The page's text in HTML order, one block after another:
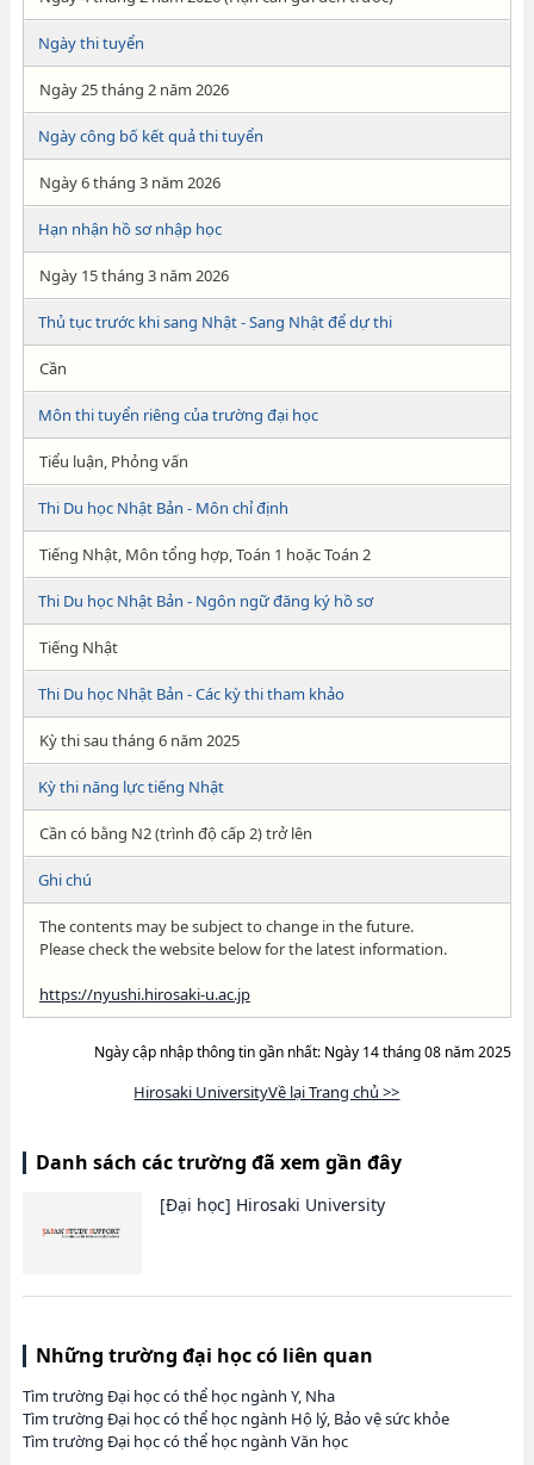
Ngày thi tuyển
Ngày 25 tháng 2 năm 2026
Ngày công bố kết quả thi tuyển
Ngày 6 tháng 3 năm 2026
Hạn nhận hồ sơ nhập học
Ngày 15 tháng 3 năm 2026
Thủ tục trước khi sang Nhật - Sang Nhật để dự thi
Cần
Môn thi tuyển riêng của trường đại học
Tiểu luận, Phỏng vấn
Thi Du học Nhật Bản - Môn chỉ định
Tiếng Nhật, Môn tổng hợp, Toán 1 hoặc Toán 2
Thi Du học Nhật Bản - Ngôn ngữ đăng ký hồ sơ
Tiếng Nhật
Thi Du học Nhật Bản - Các kỳ thi tham khảo
Kỳ thi sau tháng 6 năm 2025
Kỳ thi năng lực tiếng Nhật
Cần có bằng N2 (trình độ cấp 2) trở lên
Ghi chú
The contents may be subject to change in the future.
Please check the website below for the latest information.
https://nyushi.hirosaki-u.ac.jp
Ngày cập nhập thông tin gần nhất: Ngày 14 tháng 08 năm 2025
Hirosaki UniversityVề lại Trang chủ >>
Danh sách các trường đã xem gần đây
[Đại học] Hirosaki University
Những trường đại học có liên quan
Tìm trường Đại học có thể học ngành Y, Nha
Tìm trường Đại học có thể học ngành Hộ lý, Bảo vệ sức khỏe
Tìm trường Đại học có thể học ngành Văn học